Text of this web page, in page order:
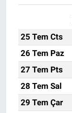
25 Tem Cts
26 Tem Paz
27 Tem Pts
28 Tem Sal
29 Tem Çar